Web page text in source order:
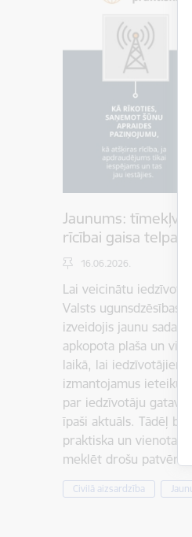
Jaunums:
rīcībai gaisa
16.06.2026.
Lai veicinātu
Valsts ugunsdzēsības
izveidojis jaunu sadaļu
apkopota plaša un
laikā, lai iedzīvotājiem
izmantojamus
par iedzīvotāju
īpaši aktuāls. Tādēļ
praktiska un vienota
meklēt drošu
Civilā aizsardzība